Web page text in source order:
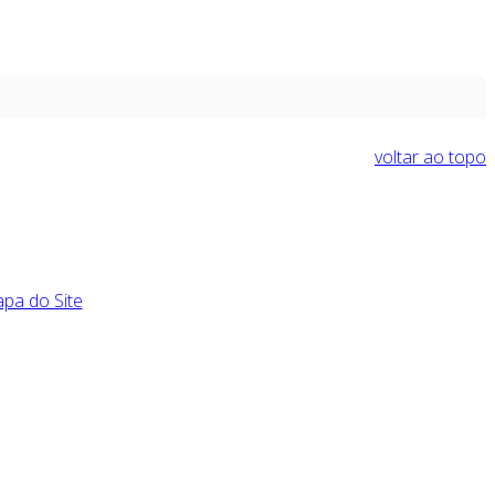
voltar ao topo
do Site